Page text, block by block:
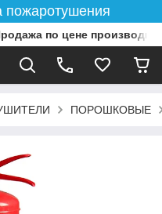
пожаротушения
по цене
ПОРОШКОВЫЕ